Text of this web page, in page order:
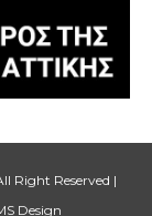
Right Reserved |
Design